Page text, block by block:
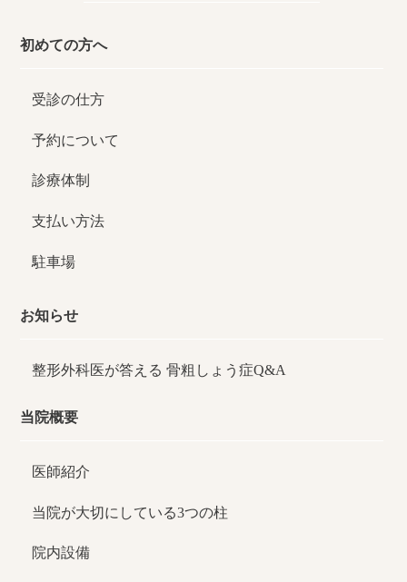
初めての方へ
受診の仕方
予約について
診療体制
支払い方法
駐車場
お知らせ
整形外科医が答える 骨粗しょう症Q&A
当院概要
医師紹介
当院が大切にしている3つの柱
院内設備